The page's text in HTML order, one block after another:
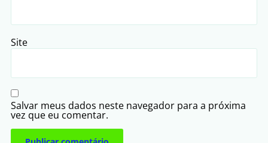
Site
Salvar meus dados neste navegador para a próxima
vez que eu comentar.